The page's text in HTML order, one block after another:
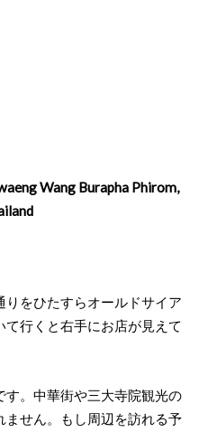
Wang Burapha Phirom,
をひたすらオールドサイア
行くと右手にお店が見えて
す。中華街や三大寺院観光の
せん。もし周辺を訪れる予